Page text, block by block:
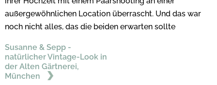
außergewöhnlichen Location überrascht. Und das war
noch nicht alles, das die beiden erwarten sollte
Susanne & Sepp -
natürlicher Vintage-Look in
der Alten Gärtnerei,
München